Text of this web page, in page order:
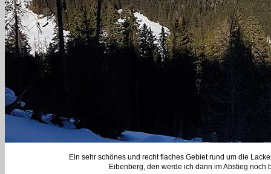
Ein sehr schönes und recht flaches Gebiet rund um die
Eibenberg, den werde ich dann im Abstieg